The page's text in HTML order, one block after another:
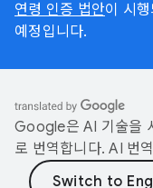
연령 인증 법안이 시
예정입니다.
Google은 AI 기술을
로 번역합니다. AI 번